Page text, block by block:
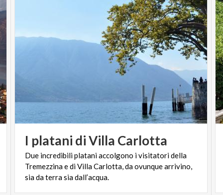
I platani diVilla Carlotta
Due incredibili platani accolgono i visitatori della
Tremezzina e di Villa Carlotta, da ovunque arrivino,
sia da terra sia dall’acqua.